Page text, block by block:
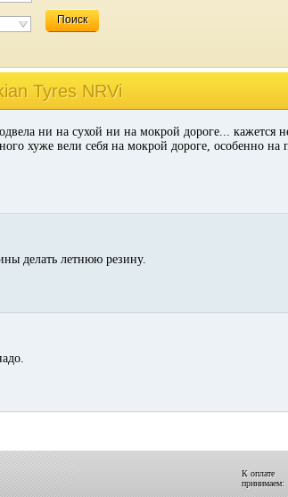
Поиск
Tyres NRVi
ни на сухой ни на мокрой дороге... кажется
хуже вели себя на мокрой дороге, особенно на
делать летнюю резину.
К оплате
принимаем: